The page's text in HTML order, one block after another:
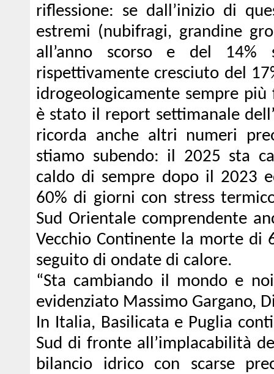
riflessione: se dall’inizio di
estremi (nubifragi, grandine
all’anno scorso e del
rispettivamente cresciuto del
idrogeologicamente sempre
è stato il report settimanale
ricorda anche altri numeri
stiamo subendo: il 2025 sta
caldo di sempre dopo il 2023
60% di giorni con stress
Sud Orientale comprendente
Vecchio Continente la morte di
seguito di ondate di calore.
“Sta cambiando il mondo e
evidenziato Massimo Gargano,
In Italia, Basilicata e Puglia
Sud di fronte all’implacabilità
bilancio idrico con scarse